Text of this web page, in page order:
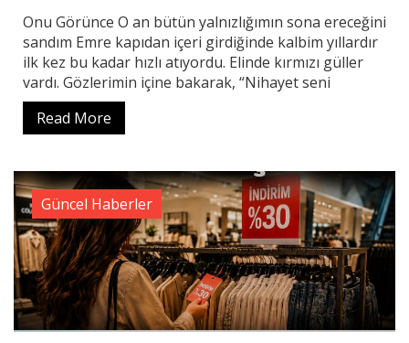
Onu Görünce O an bütün yalnızlığımın sona ereceğini
sandım Emre kapıdan içeri girdiğinde kalbim yıllardır
ilk kez bu kadar hızlı atıyordu. Elinde kırmızı güller
vardı. Gözlerimin içine bakarak, “Nihayet seni
Read More
Güncel Haberler